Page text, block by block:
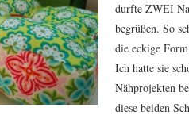
durfte ZWEI
begrüßen. So
die eckige
Ich hatte sie
Nähprojekten
diese beiden